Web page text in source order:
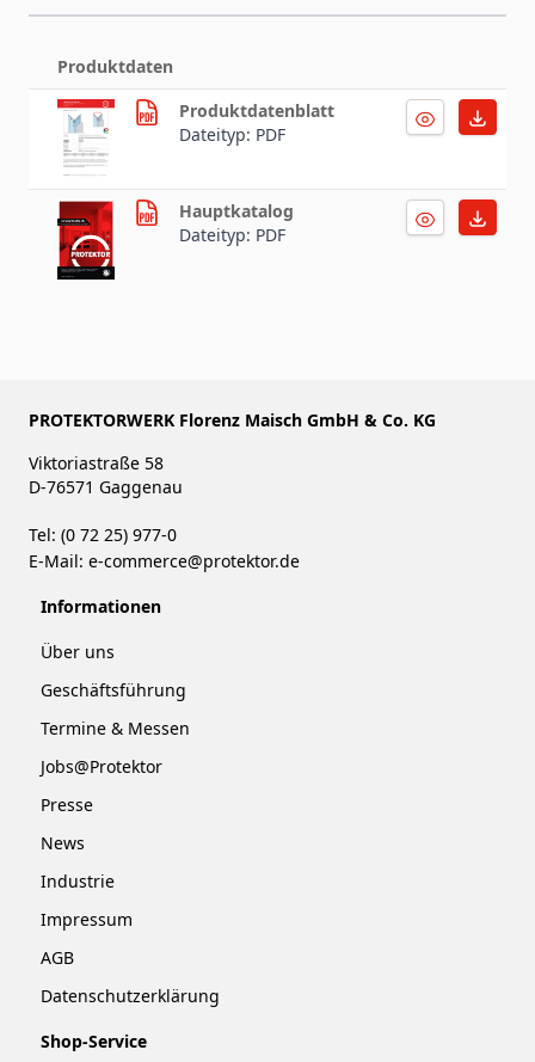
Produktdaten
Produktdatenblatt
Dateityp: PDF
Hauptkatalog
Dateityp: PDF
PROTEKTORWERK Florenz Maisch GmbH & Co. KG
Viktoriastraße 58
D-76571 Gaggenau
Tel: (0 72 25) 977-0
E-Mail: e-commerce@protektor.de
Informationen
Über uns
Geschäftsführung
Termine & Messen
Jobs@Protektor
Presse
News
Industrie
Impressum
AGB
Datenschutzerklärung
Shop-Service